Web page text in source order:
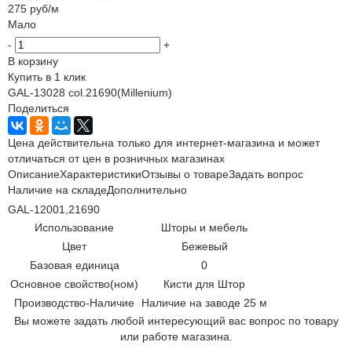
275 руб/м
Мало
-
+
В корзину
Купить в 1 клик
GAL-13028 col.21690(Millenium)
Поделиться
Цена действительна только для интернет-магазина и может
отличаться от цен в розничных магазинах
ОписаниеХарактеристикиОтзывы о товареЗадать вопрос
Наличие на складеДополнительно
GAL-12001,21690
Использование
Шторы и мебель
Цвет
Бежевый
Базовая единица
0
Основное свойство(ном)
Кисти для Штор
Производство-Наличие
Наличие на заводе 25 м
Вы можете задать любой интересующий вас вопрос по товару
или работе магазина.